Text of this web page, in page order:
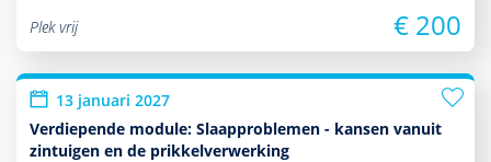
Plek vrij € 200
13 januari 2027
Verdiepende module: Slaapproblemen - kansen vanuit
zintuigen en de prikkelverwerking